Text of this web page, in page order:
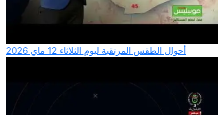
أحوال الطقس المرتقبة ليوم الثلاثاء 12 ماي 2026